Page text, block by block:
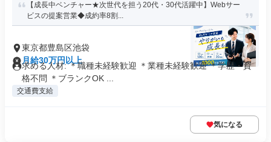
【成長中ベンチャー★次世代を担う20代・30代活躍中】Webサー
ビスの提案営業◆成約率8割...
東京都豊島区池袋
月給30万円以上
求める人材: ＊職種未経験歓迎 ＊業種未経験歓迎 ＊学歴・資
格不問 ＊ブランクOK ...
交通費支給
気になる